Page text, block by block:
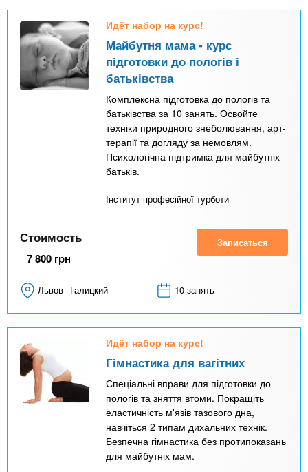
Идёт набор на курс!
Майбутня мама - курс
підготовки до пологів і
батьківства
Комплексна підготовка до пологів та
батьківства за 10 занять. Освойте
техніки природного знеболювання, арт-
терапії та догляду за немовлям.
Психологічна підтримка для майбутніх
батьків.
Інститут професійної турботи
Стоимость
7 800 грн
Записаться
Львов Галицкий 10 занять
Идёт набор на курс!
Гімнастика для вагітних
Спеціальні вправи для підготовки до
пологів та зняття втоми. Покращіть
еластичність м'язів тазового дна,
навчіться 2 типам дихальних технік.
Безпечна гімнастика без протипоказань
для майбутніх мам.